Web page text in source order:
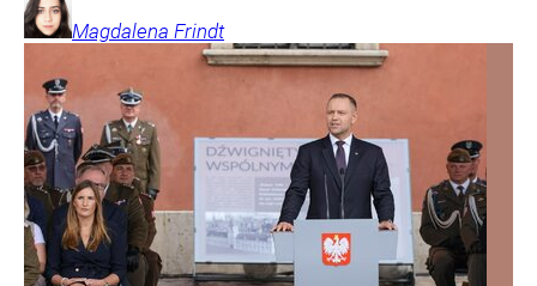
Magdalena Frindt